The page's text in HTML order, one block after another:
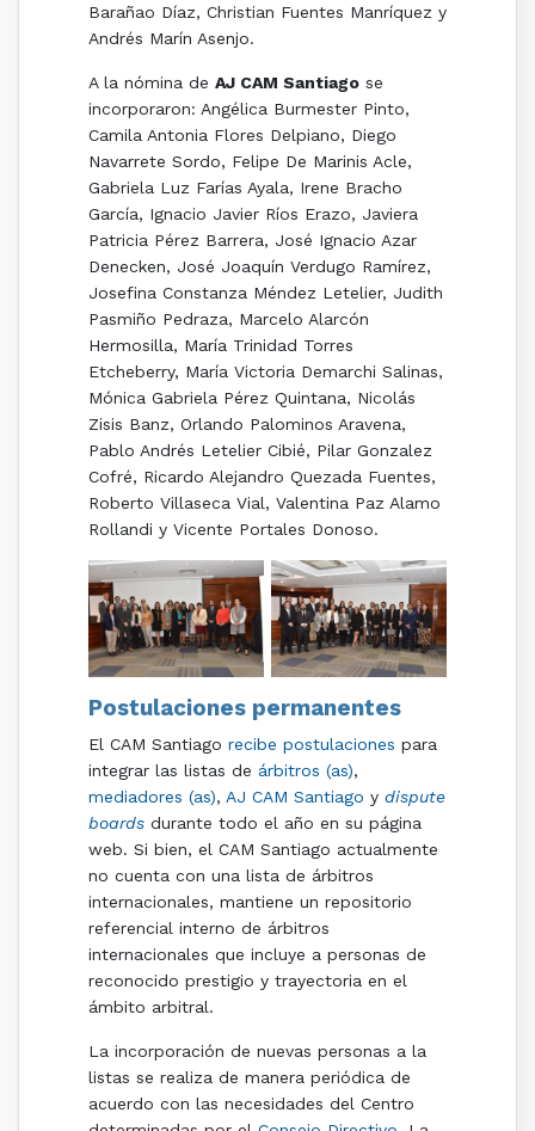
Barañao Díaz, Christian Fuentes Manríquez y
Andrés Marín Asenjo.
A la nómina de AJ CAM Santiagose
incorporaron: Angélica Burmester Pinto,
Camila Antonia Flores Delpiano, Diego
Navarrete Sordo, Felipe De Marinis Acle,
Gabriela Luz Farías Ayala, Irene Bracho
García, Ignacio Javier Ríos Erazo, Javiera
Patricia Pérez Barrera, José Ignacio Azar
Denecken, José Joaquín Verdugo Ramírez,
Josefina Constanza Méndez Letelier, Judith
Pasmiño Pedraza, Marcelo Alarcón
Hermosilla, María Trinidad Torres
Etcheberry, María Victoria Demarchi Salinas,
Mónica Gabriela Pérez Quintana, Nicolás
Zisis Banz, Orlando Palominos Aravena,
Pablo Andrés Letelier Cibié, Pilar Gonzalez
Cofré, Ricardo Alejandro Quezada Fuentes,
Roberto Villaseca Vial, Valentina Paz Alamo
Rollandi y Vicente Portales Donoso.
Postulaciones permanentes
El CAM Santiago recibe postulaciones para
integrar las listas de árbitros (as),
mediadores (as), AJ CAM Santiago y dispute
boardsdurante todo el año en su página
web. Si bien, el CAM Santiago actualmente
no cuenta con una lista de árbitros
internacionales, mantiene un repositorio
referencial interno de árbitros
internacionales que incluye a personas de
reconocido prestigio y trayectoria en el
ámbito arbitral.
La incorporación de nuevas personas a la
listas se realiza de manera periódica de
acuerdo con las necesidades del Centro